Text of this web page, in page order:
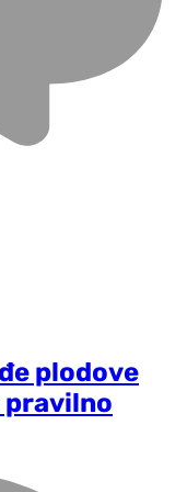
plodove
pravilno